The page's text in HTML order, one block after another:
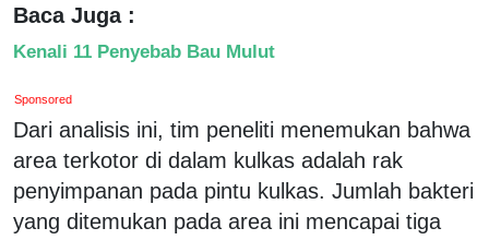
Baca Juga :
Kenali 11 Penyebab Bau Mulut
Sponsored
Dari analisis ini, tim peneliti menemukan bahwa
area terkotor di dalam kulkas adalah rak
penyimpanan pada pintu kulkas. Jumlah bakteri
yang ditemukan pada area ini mencapai tiga